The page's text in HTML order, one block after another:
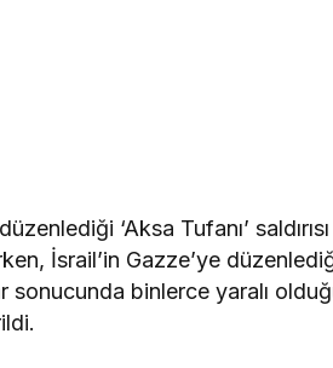
‘Aksa Tufanı’
İsrail’in Gazze’ye
sonucunda binlerce yaralı